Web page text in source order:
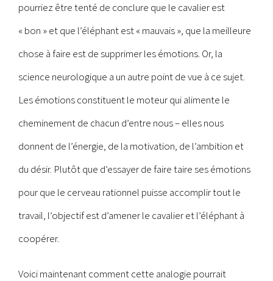
pourriez être tenté de conclure que le cavalier est
« bon » et que l’éléphant est « mauvais », que la meilleure
chose à faire est de supprimer les émotions. Or, la
science neurologique a un autre point de vue à ce sujet.
Les émotions constituent le moteur qui alimente le
cheminement de chacun d’entre nous – elles nous
donnent de l’énergie, de la motivation, de l’ambition et
du désir. Plutôt que d’essayer de faire taire ses émotions
pour que le cerveau rationnel puisse accomplir tout le
travail, l’objectif est d’amener le cavalier et l’éléphant à
coopérer.
Voici maintenant comment cette analogie pourrait